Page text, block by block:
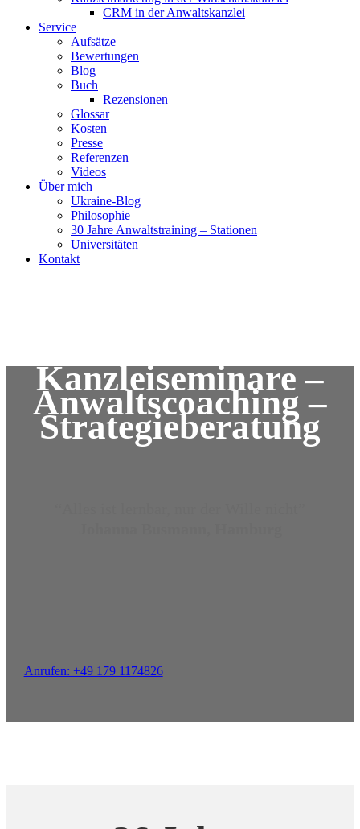
CRM in der Anwaltskanzlei
Service
Aufsätze
Bewertungen
Blog
Buch
Rezensionen
Glossar
Kosten
Presse
Referenzen
Videos
Über mich
Ukraine-Blog
Philosophie
30 Jahre Anwaltstraining – Stationen
Universitäten
Kontakt
Kanzleiseminare –
Anwaltscoaching –
Strategieberatung
Anrufen: +49 179 1174826